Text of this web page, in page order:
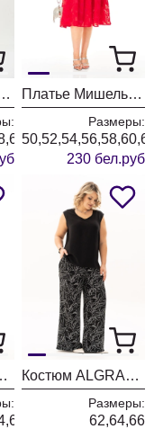
Шик 2202 черный + горох Платье Мишель Шик 2164-2 красный
Размеры:
230 бел.руб
Шарм) 4172-1 Костюм ALGRANDA (Новелла Шарм) 4133-2
Размеры:
62,64,66